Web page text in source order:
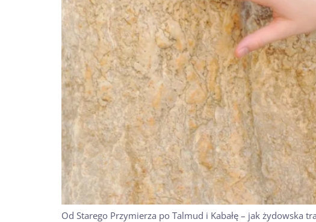
Od Starego Przymierza po Talmud i Kabałę – jak żydowska